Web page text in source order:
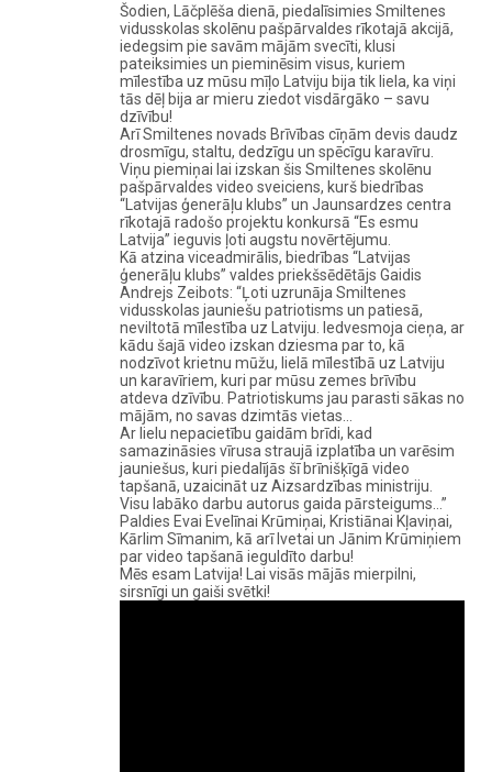
Šodien, Lāčplēša dienā, piedalīsimies Smiltenes
vidusskolas skolēnu pašpārvaldes rīkotajā akcijā,
iedegsim pie savām mājām svecīti, klusi
pateiksimies un pieminēsim visus, kuriem
mīlestība uz mūsu mīļo Latviju bija tik liela, ka viņi
tās dēļ bija ar mieru ziedot visdārgāko – savu
dzīvību!
Arī Smiltenes novads Brīvības cīņām devis daudz
drosmīgu, staltu, dedzīgu un spēcīgu karavīru.
Viņu piemiņai lai izskan šis Smiltenes skolēnu
pašpārvaldes video sveiciens, kurš biedrības
“Latvijas ģenerāļu klubs” un Jaunsardzes centra
rīkotajā radošo projektu konkursā “Es esmu
Latvija” ieguvis ļoti augstu novērtējumu.
Kā atzina viceadmirālis, biedrības “Latvijas
ģenerāļu klubs” valdes priekšsēdētājs Gaidis
Andrejs Zeibots: “Ļoti uzrunāja Smiltenes
vidusskolas jauniešu patriotisms un patiesā,
neviltotā mīlestība uz Latviju. Iedvesmoja cieņa, ar
kādu šajā video izskan dziesma par to, kā
nodzīvot krietnu mūžu, lielā mīlestībā uz Latviju
un karavīriem, kuri par mūsu zemes brīvību
atdeva dzīvību. Patriotiskums jau parasti sākas no
mājām, no savas dzimtās vietas…
Ar lielu nepacietību gaidām brīdi, kad
samazināsies vīrusa straujā izplatība un varēsim
jauniešus, kuri piedalījās šī brīnišķīgā video
tapšanā, uzaicināt uz Aizsardzības ministriju.
Visu labāko darbu autorus gaida pārsteigums…”
Paldies Evai Evelīnai Krūmiņai, Kristiānai Kļaviņai,
Kārlim Sīmanim, kā arī Ivetai un Jānim Krūmiņiem
par video tapšanā ieguldīto darbu!
Mēs esam Latvija! Lai visās mājās mierpilni,
sirsnīgi un gaiši svētki!